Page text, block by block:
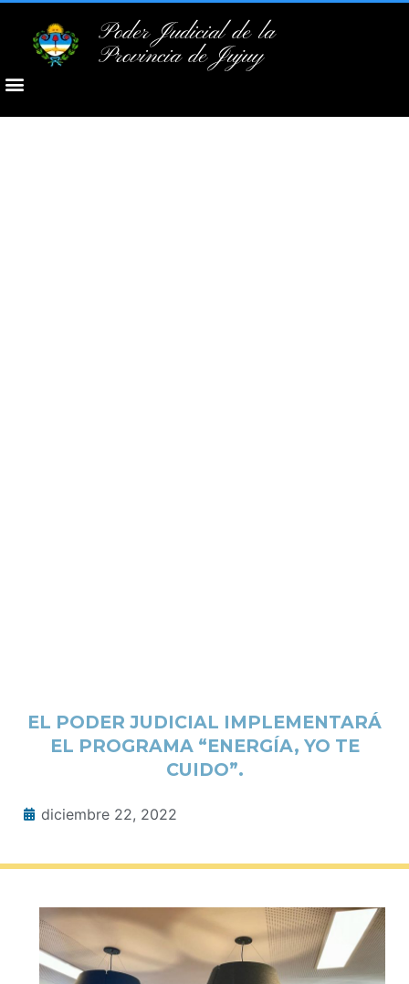
Poder Judicial de la
Provincia de Jujuy
EL PODER JUDICIAL IMPLEMENTARÁ
EL PROGRAMA “ENERGÍA, YO TE
CUIDO”.
diciembre 22, 2022